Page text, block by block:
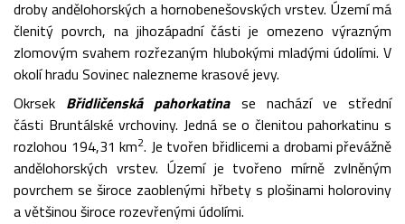
droby andělohorských a hornobenešovských vrstev. Území má
členitý povrch, na jihozápadní části je omezeno výrazným
zlomovým svahem rozřezaným hlubokými mladými údolími. V
okolí hradu Sovinec nalezneme krasové jevy.
Okrsek Břidličenská pahorkatinase nachází ve střední
části Bruntálské vrchoviny. Jedná se o členitou pahorkatinu s
rozlohou 194,31 km2. Je tvořen břidlicemi a drobami převážně
andělohorských vrstev. Území je tvořeno mírně zvlněným
povrchem se široce zaoblenými hřbety s plošinami holoroviny
a většinou široce rozevřenými údolími.